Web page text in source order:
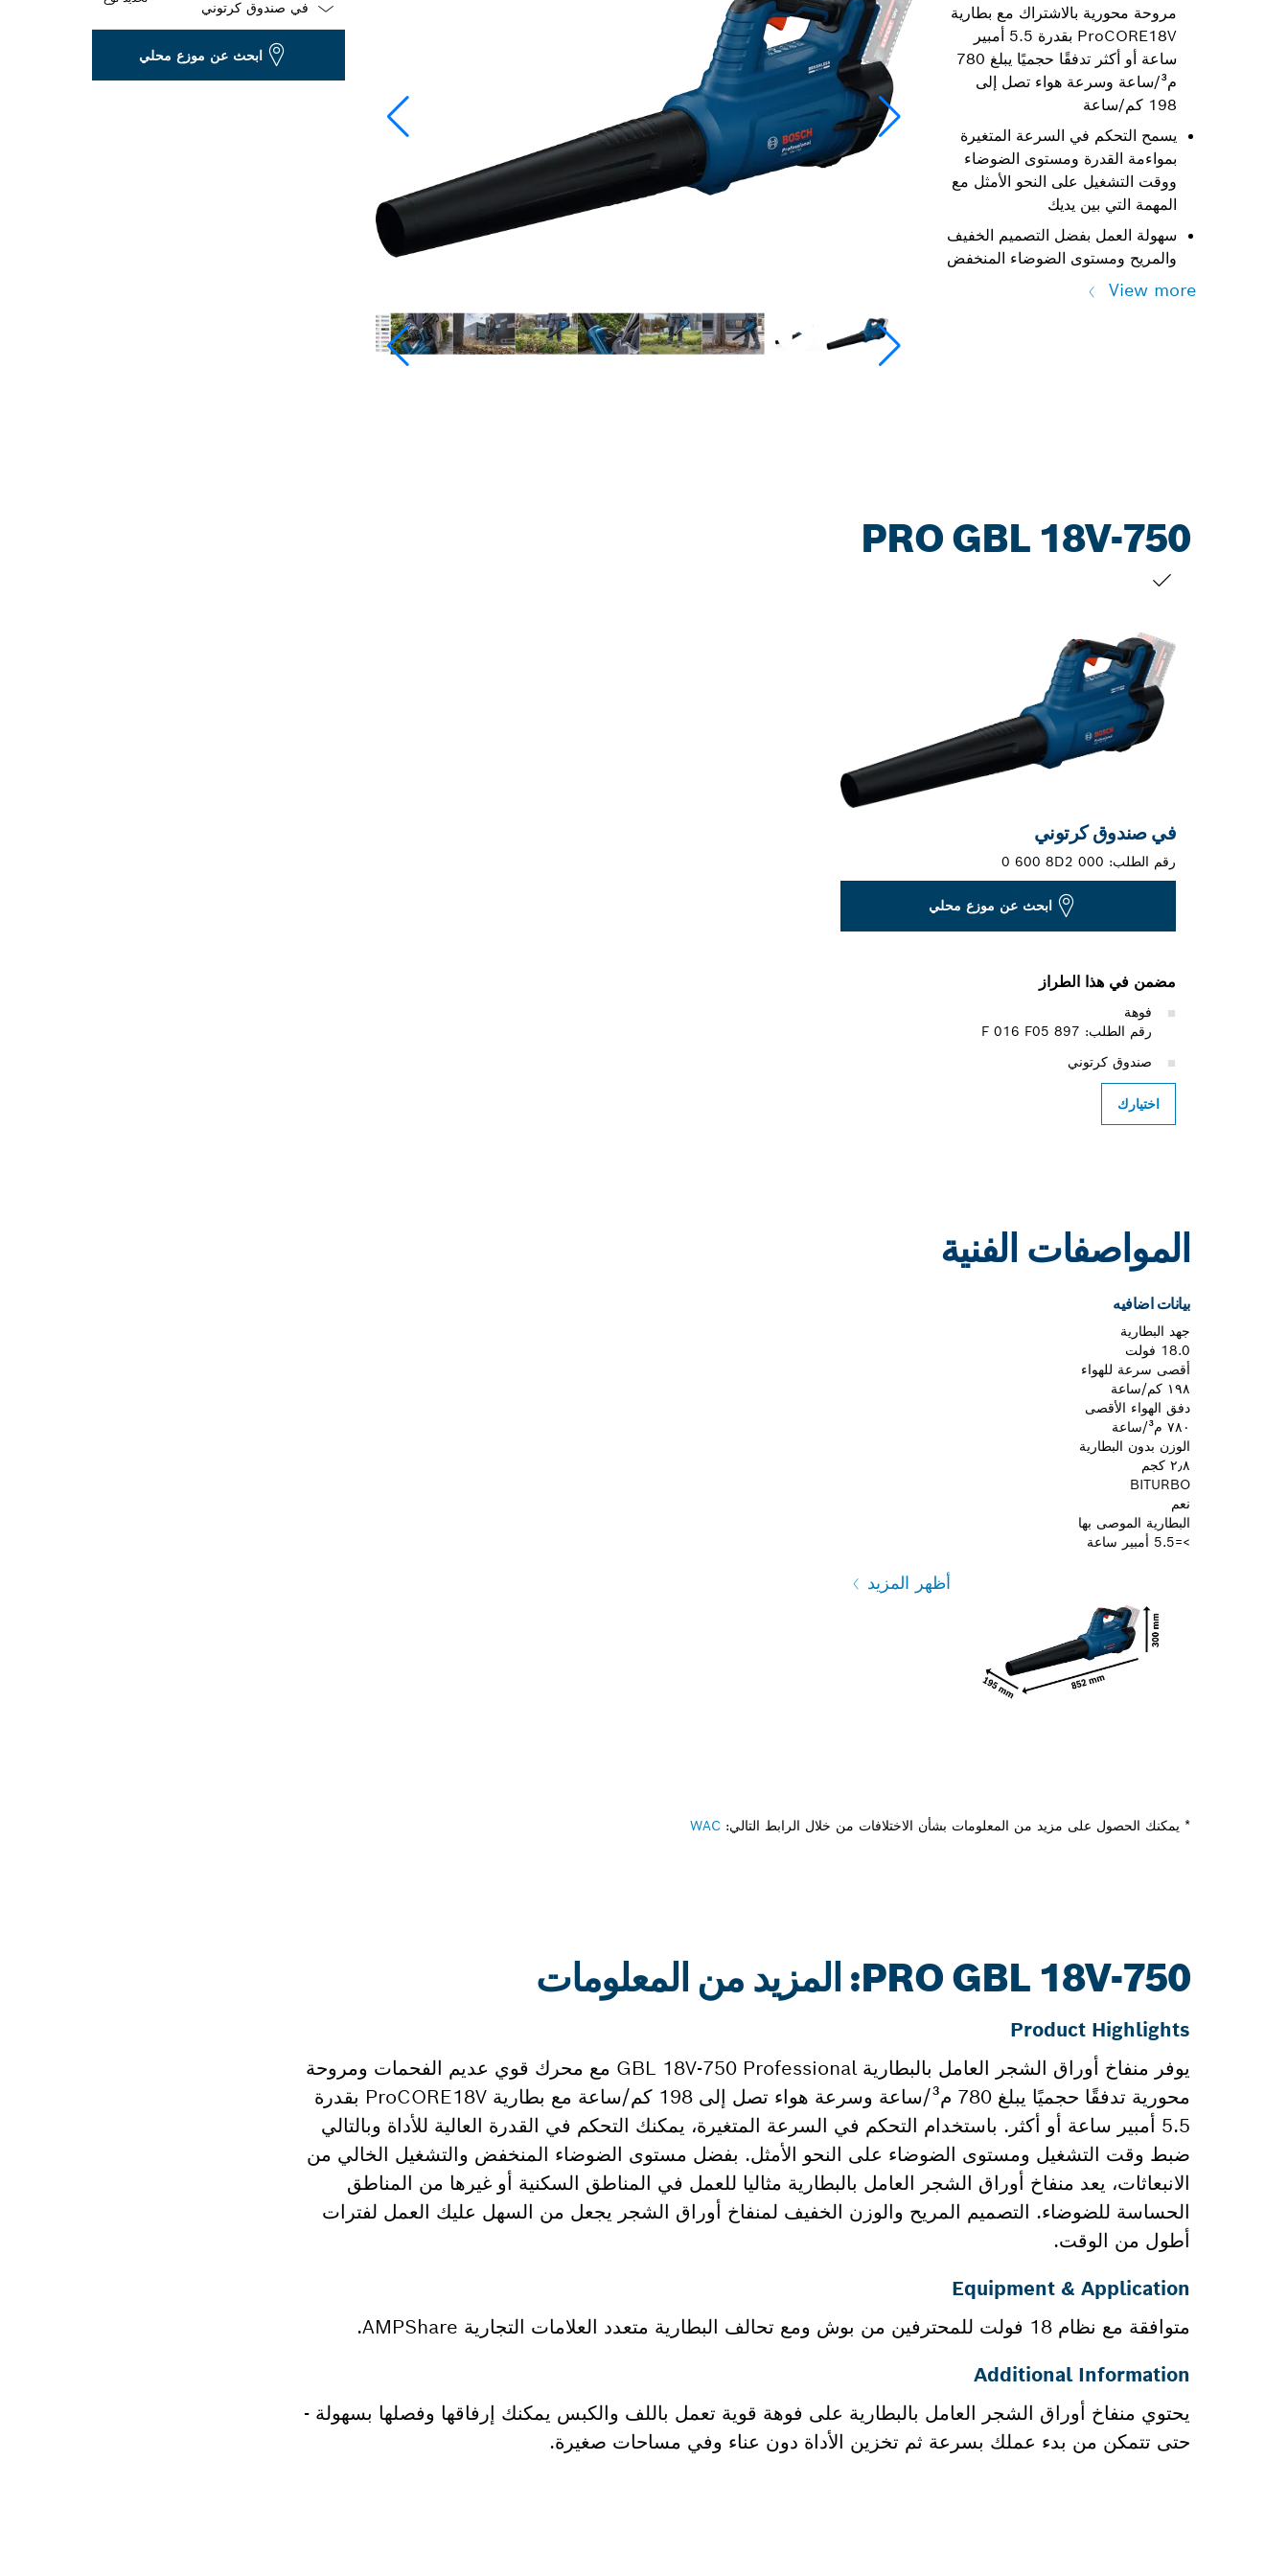
مروحة محورية بالاشتراك مع بطارية
ProCORE18V بقدرة 5.5 أمبير
ساعة أو أكثر تدفقًا حجميًا يبلغ 780
م³/ساعة وسرعة هواء تصل إلى
198 كم/ساعة
يسمح التحكم في السرعة المتغيرة
بمواءمة القدرة ومستوى الضوضاء
ووقت التشغيل على النحو الأمثل مع
المهمة التي بين يديك
سهولة العمل بفضل التصميم الخفيف
والمريح ومستوى الضوضاء المنخفض
View more
Dropdown
ابحث عن موزع محلي
PRO GBL 18V-750
في صندوق كرتوني
رقم الطلب: 0 600 8D2 000
ابحث عن موزع محلي
مضمن في هذا الطراز
فوهة
رقم الطلب: F 016 F05 897
صندوق كرتوني
اختيارك
المواصفات الفنية
بيانات اضافيه
جهد البطارية
18.0 فولت
أقصى سرعة للهواء
١٩٨ كم/ساعة
دفق الهواء الأقصى
٧٨٠ م³/ساعة
الوزن بدون البطارية
٢٫٨ كجم
BITURBO
نعم
البطارية الموصى بها
>=5.5 أمبير ساعة
أظهر المزيد
* يمكنك الحصول على مزيد من المعلومات بشأن الاختلافات من خلال الرابط التالي: WAC
PRO GBL 18V-750: المزيد من المعلومات
Product Highlights
يوفر منفاخ أوراق الشجر العامل بالبطارية GBL 18V-750 Professional مع محرك قوي عديم الفحمات ومروحة
محورية تدفقًا حجميًا يبلغ 780 م³/ساعة وسرعة هواء تصل إلى 198 كم/ساعة مع بطارية ProCORE18V بقدرة
5.5 أمبير ساعة أو أكثر. باستخدام التحكم في السرعة المتغيرة، يمكنك التحكم في القدرة العالية للأداة وبالتالي
ضبط وقت التشغيل ومستوى الضوضاء على النحو الأمثل. بفضل مستوى الضوضاء المنخفض والتشغيل الخالي من
الانبعاثات، يعد منفاخ أوراق الشجر العامل بالبطارية مثاليا للعمل في المناطق السكنية أو غيرها من المناطق
الحساسة للضوضاء. التصميم المريح والوزن الخفيف لمنفاخ أوراق الشجر يجعل من السهل عليك العمل لفترات
أطول من الوقت.
Equipment & Application
متوافقة مع نظام 18 فولت للمحترفين من بوش ومع تحالف البطارية متعدد العلامات التجارية AMPShare.
Additional Information
يحتوي منفاخ أوراق الشجر العامل بالبطارية على فوهة قوية تعمل باللف والكبس يمكنك إرفاقها وفصلها بسهولة -
حتى تتمكن من بدء عملك بسرعة ثم تخزين الأداة دون عناء وفي مساحات صغيرة.